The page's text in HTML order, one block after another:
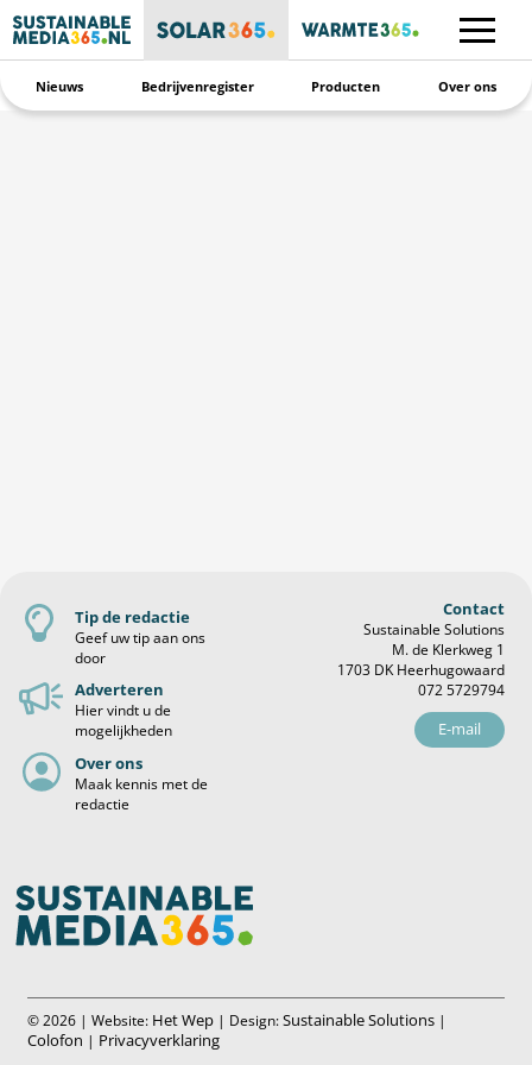
Nieuws Bedrijvenregister Producten Over ons
Tip de redactie
Geef uw tip aan ons
door
Adverteren
Hier vindt u de
mogelijkheden
Over ons
Maak kennis met de
redactie
Contact
Sustainable Solutions
M. de Klerkweg 1
1703 DK Heerhugowaard
072 5729794
E-mail
© 2026 | Website: Het Wep | Design:Sustainable Solutions |
Colofon | Privacyverklaring